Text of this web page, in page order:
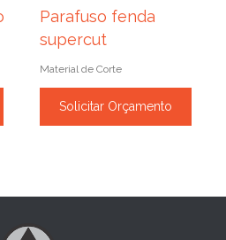
Parafuso fenda
supercut
Material de Corte
Solicitar Orçamento